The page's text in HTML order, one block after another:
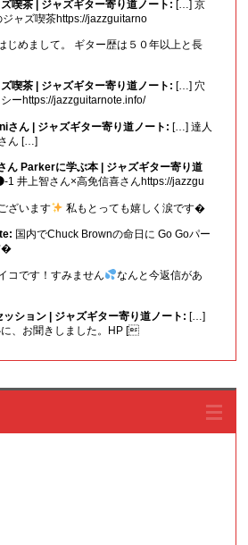
喫茶 | ジャズギター寄り道ノート: […] 京
ャズ喫茶https://jazzguitarno
じめまして。 ギター歴は５０年以上と長
喫茶 | ジャズギター寄り道ノート: […] 穴
ーhttps://jazzguitarnote.info/
さん | ジャズギター寄り道ノート: […] 達人
ん […]
ん Parkerに学ぶ本 | ジャズギター寄り道
井上智さん×高免信喜さんhttps://jazzgu
ざいます 私もとっても嬉しく涙です�
国内でChuck Brownの命日に Go Goパー
�
コです！すみません
なんと今返信があ
ション | ジャズギター寄り道ノート: […]
、お聞きしました。HP [